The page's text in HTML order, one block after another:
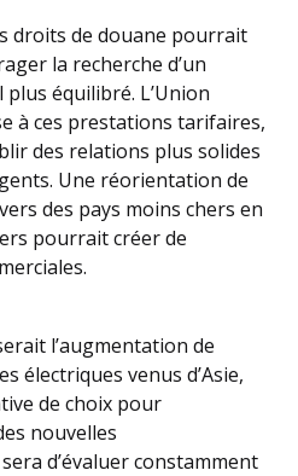
droits de douane pourrait
la recherche d’un
équilibré. L’Union
à ces prestations tarifaires,
des relations plus solides
Une réorientation de
des pays moins chers en
pourrait créer de
l’augmentation de
électriques venus d’Asie,
de choix pour
nouvelles
d’évaluer constamment